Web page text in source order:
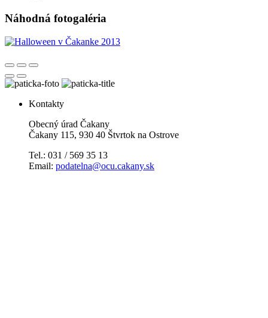
Náhodná fotogaléria
Kontakty
Obecný úrad Čakany
Čakany 115, 930 40 Štvrtok na Ostrove
Tel.: 031 / 569 35 13
Email: podatelna@ocu.cakany.sk